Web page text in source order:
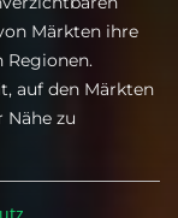
Märkten ihre
Regionen.
auf den Märkten
zu